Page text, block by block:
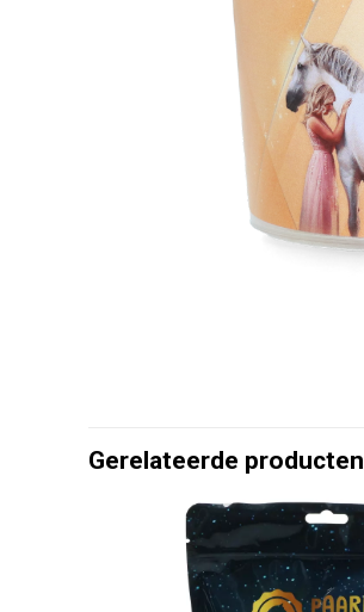
Gerelateerde producten